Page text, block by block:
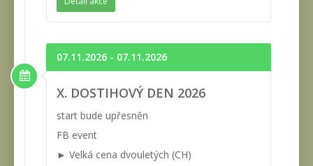
07.11.2026 - 07.11.2026
X. DOSTIHOVÝ DEN 2026
start bude upřesněn
FB event
► Velká cena dvouletých (CH)